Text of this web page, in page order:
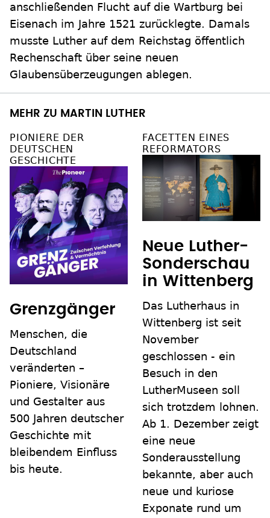
anschließenden Flucht auf die Wartburg bei
Eisenach im Jahre 1521 zurücklegte. Damals
musste Luther auf dem Reichstag öffentlich
Rechenschaft über seine neuen
Glaubensüberzeugungen ablegen.
MEHR ZU MARTIN LUTHER
PIONIERE DER
DEUTSCHEN
GESCHICHTE
Grenzgänger
Menschen, die
Deutschland
veränderten –
Pioniere, Visionäre
und Gestalter aus
500 Jahren deutscher
Geschichte mit
bleibendem Einfluss
bis heute.
FACETTEN EINES
REFORMATORS
Neue Luther-
Sonderschau
in Wittenberg
Das Lutherhaus in
Wittenberg ist seit
November
geschlossen - ein
Besuch in den
LutherMuseen soll
sich trotzdem lohnen.
Ab 1. Dezember zeigt
eine neue
Sonderausstellung
bekannte, aber auch
neue und kuriose
Exponate rund um